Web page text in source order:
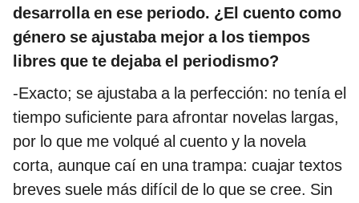
desarrolla en ese periodo. ¿El cuento como
género se ajustaba mejor a los tiempos
libres que te dejaba el periodismo?
-Exacto; se ajustaba a la perfección: no tenía el
tiempo suficiente para afrontar novelas largas,
por lo que me volqué al cuento y la novela
corta, aunque caí en una trampa: cuajar textos
breves suele más difícil de lo que se cree. Sin